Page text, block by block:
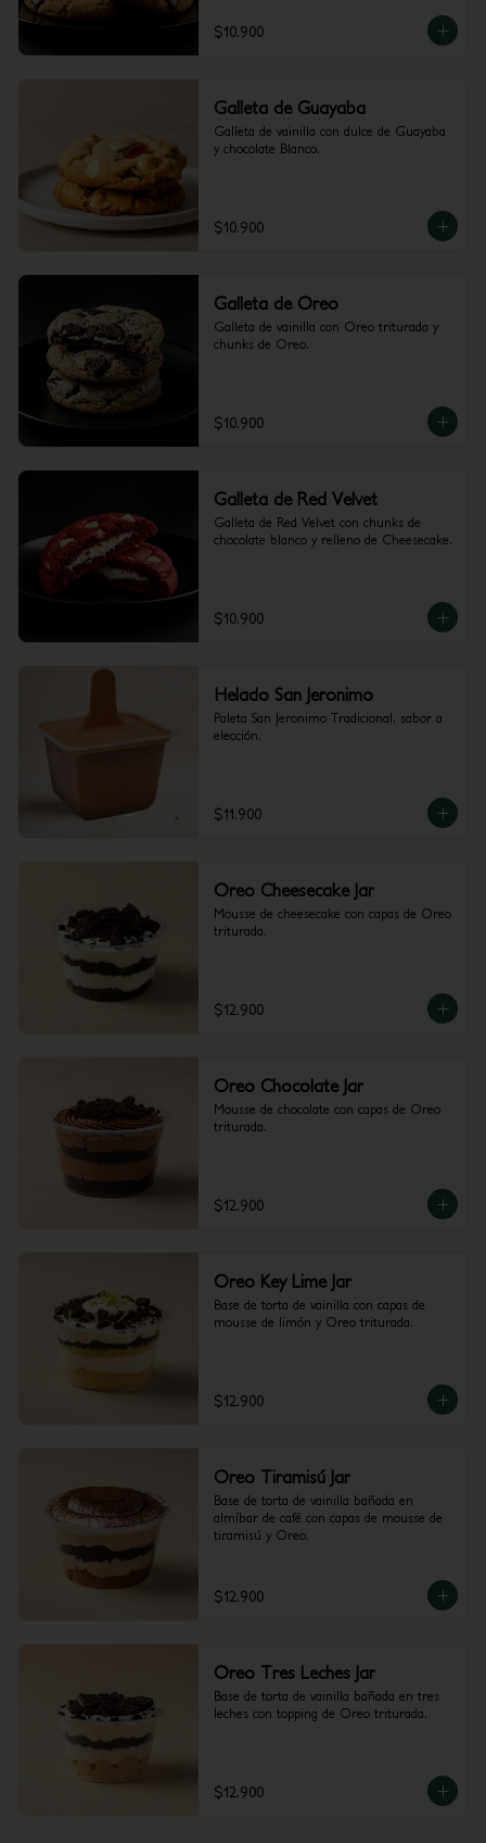
$10.900
Galleta de Guayaba
Galleta de vainilla con dulce de Guayaba
y chocolate Blanco.
$10.900
Galleta de Oreo
Galleta de vainilla con Oreo triturada y
chunks de Oreo.
$10.900
Galleta de Red Velvet
Galleta de Red Velvet con chunks de
chocolate blanco y relleno de Cheesecake.
$10.900
Helado San Jeronimo
Paleta San Jeronimo Tradicional, sabor a
elección.
$11.900
Oreo Cheesecake Jar
Mousse de cheesecake con capas de Oreo
triturada.
$12.900
Oreo Chocolate Jar
Mousse de chocolate con capas de Oreo
triturada.
$12.900
Oreo Key Lime Jar
Base de torta de vainilla con capas de
mousse de limón y Oreo triturada.
$12.900
Oreo Tiramisú Jar
Base de torta de vainilla bañada en
almíbar de café con capas de mousse de
tiramisú y Oreo.
$12.900
Oreo Tres Leches Jar
Base de torta de vainilla bañada en tres
leches con topping de Oreo triturada.
$12.900